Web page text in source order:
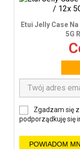
Etui Jelly Case
5G
Zgadzam się
podporządkuję się
POWIADOM